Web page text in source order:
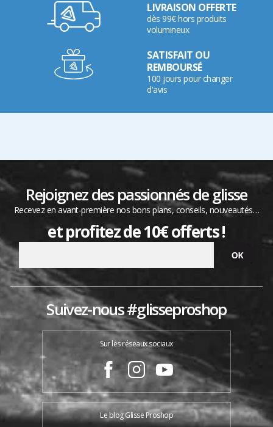
LIVRAISON OFFERTE
dès 99€ hors produits
volumineux
SATISFAIT OU
REMBOURSÉ
100 jours pour changer
d'avis
Rejoignez des passionnés de glisse
Recevez en avant-première nos bons plans, conseils, nouveautés…
et profitez de 10€ offerts !
Suivez-nous #glisseproshop
Sur les réseaux sociaux
Le blog Glisse Proshop